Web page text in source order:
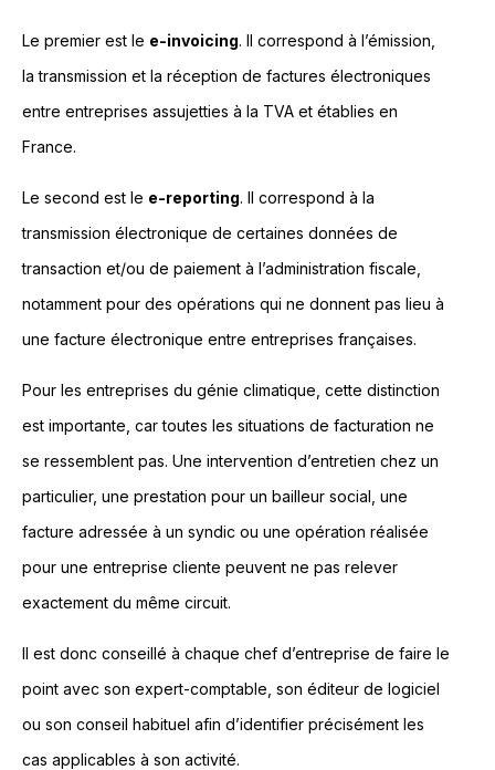
Le premier est le e-invoicing. Il correspond à l’émission,
la transmission et la réception de factures électroniques
entre entreprises assujetties à la TVA et établies en
France.
Le second est le e-reporting. Il correspond à la
transmission électronique de certaines données de
transaction et/ou de paiement à l’administration fiscale,
notamment pour des opérations qui ne donnent pas lieu à
une facture électronique entre entreprises françaises.
Pour les entreprises du génie climatique, cette distinction
est importante, car toutes les situations de facturation ne
se ressemblent pas. Une intervention d’entretien chez un
particulier, une prestation pour un bailleur social, une
facture adressée à un syndic ou une opération réalisée
pour une entreprise cliente peuvent ne pas relever
exactement du même circuit.
Il est donc conseillé à chaque chef d’entreprise de faire le
point avec son expert-comptable, son éditeur de logiciel
ou son conseil habituel afin d’identifier précisément les
cas applicables à son activité.